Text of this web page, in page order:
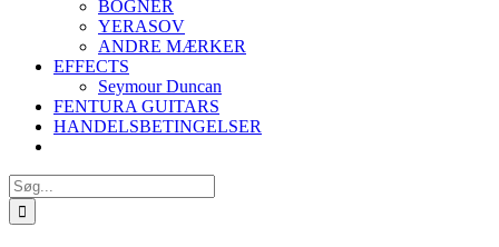
BOGNER
YERASOV
ANDRE MÆRKER
EFFECTS
Seymour Duncan
FENTURA GUITARS
HANDELSBETINGELSER
Søg
efter: